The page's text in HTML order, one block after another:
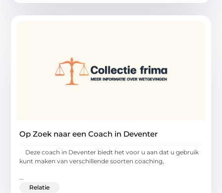
Op Zoek naar een Coach in Deventer
Deze coach in Deventer biedt het voor u aan dat u gebruik
kunt maken van verschillende soorten coaching,
Relatie